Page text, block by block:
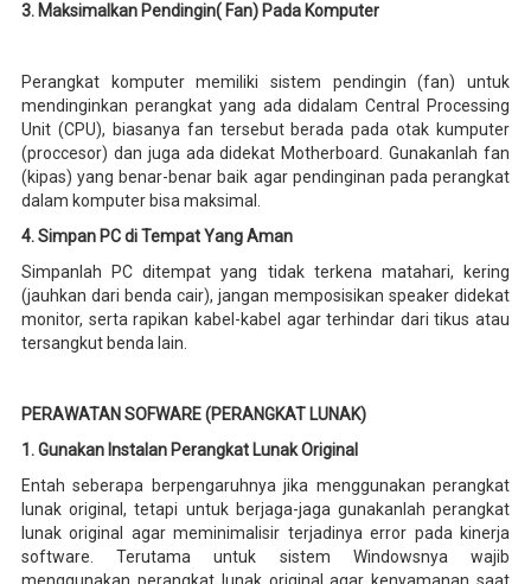
3. Maksimalkan Pendingin( Fan) Pada Komputer
Perangkat komputer memiliki sistem pendingin (fan) untuk
mendinginkan perangkat yang ada didalam Central Processing
Unit (CPU), biasanya fan tersebut berada pada otak kumputer
(proccesor) dan juga ada didekat Motherboard. Gunakanlah fan
(kipas) yang benar-benar baik agar pendinginan pada perangkat
dalam komputer bisa maksimal.
4. Simpan PC di Tempat Yang Aman
Simpanlah PC ditempat yang tidak terkena matahari, kering
(jauhkan dari benda cair), jangan memposisikan speaker didekat
monitor, serta rapikan kabel-kabel agar terhindar dari tikus atau
tersangkut benda lain.
PERAWATAN SOFWARE (PERANGKAT LUNAK)
1. Gunakan Instalan Perangkat Lunak Original
Entah seberapa berpengaruhnya jika menggunakan perangkat
lunak original, tetapi untuk berjaga-jaga gunakanlah perangkat
lunak original agar meminimalisir terjadinya error pada kinerja
software. Terutama untuk sistem Windowsnya wajib